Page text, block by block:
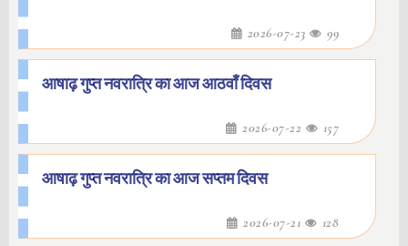
2026-07-23 99
आषाढ़ गुप्त नवरात्रि का आज आठवाँ दिवस
2026-07-22 157
आषाढ़ गुप्त नवरात्रि का आज सप्तम दिवस
2026-07-21 128